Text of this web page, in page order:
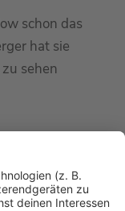
schon das
hat sie
sehen